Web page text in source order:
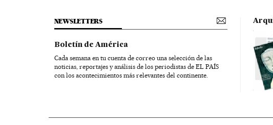
NEWSLETTERS
Boletín de América
Cada semana en tu cuenta de correo una selección de las
noticias, reportajes y análisis de los periodistas de EL PAÍS
con los acontecimientos más relevantes del continente.